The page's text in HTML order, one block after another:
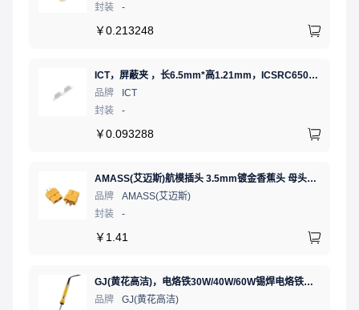
封装
-
￥0.213248
ICT，屏蔽夹 ，长6.5mm*高1.21mm，ICSRC6508SFR
品牌
ICT
封装
-
￥0.093288
AMASS(艾迈斯)航模插头 3.5mm镀金香蕉头 母头XT60-F.G.Y
品牌
AMASS(艾迈斯)
封装
-
￥ 1.41
GJ(黄花高洁)，电烙铁30W/40W/60W锡焊电烙铁焊接工具电焊笔手机电子维修（内热35W），NO.435(35W)
品牌
GJ(黄花高洁)